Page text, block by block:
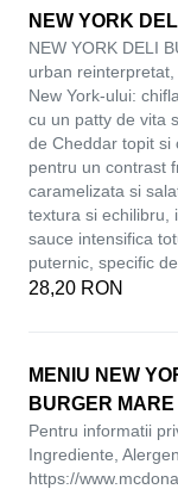
NEW YORK
NEW YORK DELI
urban
New York-ului:
cu un patty de vita
de Cheddar topit si
pentru un contrast
caramelizata si
textura si echilibru,
sauce intensifica
puternic, specific
28,20 RON
MENIU NEW
BURGER MARE
Pentru informatii
Ingrediente,
https://